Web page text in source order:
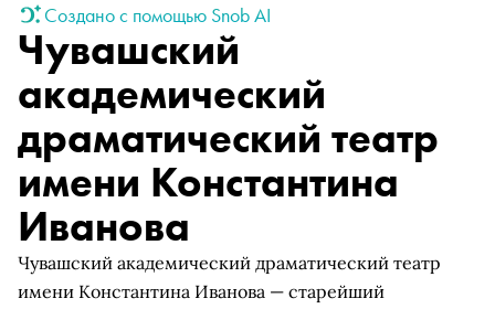
Создано с помощью Snob AI
Чувашский
академический
драматический театр
имени Константина
Иванова
Чувашский академический драматический театр
имени Константина Иванова — старейший